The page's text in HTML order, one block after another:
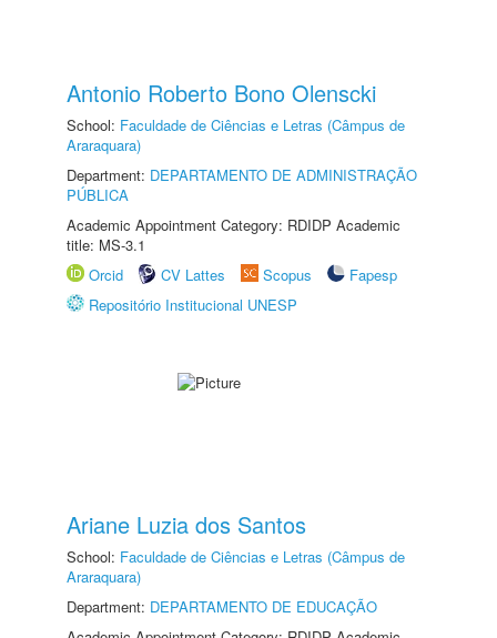
Antonio Roberto Bono Olenscki
School: Faculdade de Ciências e Letras (Câmpus de
Araraquara)
Department: DEPARTAMENTO DE ADMINISTRAÇÃO
PÚBLICA
Academic Appointment Category: RDIDP Academic
title: MS-3.1
Orcid
CV Lattes Scopus
Fapesp
Repositório Institucional UNESP
Ariane Luzia dos Santos
School: Faculdade de Ciências e Letras (Câmpus de
Araraquara)
Department: DEPARTAMENTO DE EDUCAÇÃO